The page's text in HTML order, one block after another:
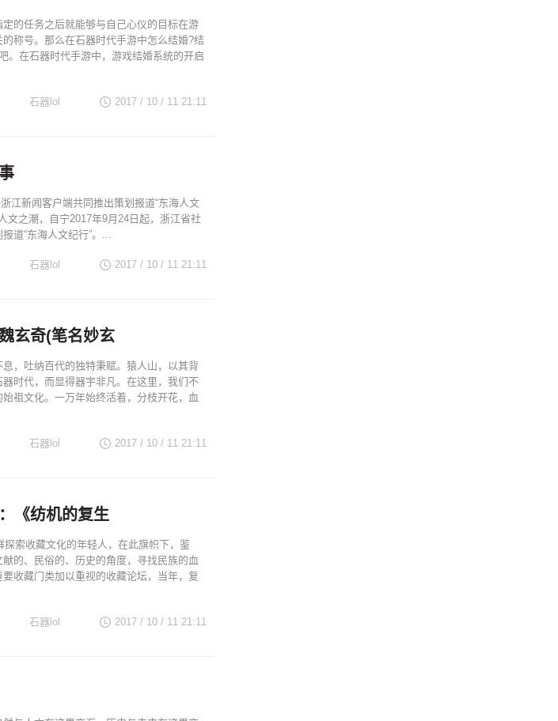
的任务之后就能够与自己心仪的目标在游
称号。那么在石器时代手游中怎么结婚?结
。在石器时代手游中，游戏结婚系统的开启
2017 / 10 / 11 21:11
石器lol
江新闻客户端共同推出策划报道“东海人文
文之潮，自宁2017年9月24日起，浙江省社
道“东海人文纪行”。...
2017 / 10 / 11 21:11
石器lol
玄奇(笔名妙玄
，吐纳百代的独特秉赋。猿人山，以其背
时代，而显得器宇非凡。在这里，我们不
祖文化。一万年始终活着，分枝开花，血
2017 / 10 / 11 21:11
石器lol
《纺机的复生
索收藏文化的年轻人，在此旗帜下，鉴
的、民俗的、历史的角度，寻找民族的血
收藏门类加以重视的收藏论坛，当年，复
2017 / 10 / 11 21:11
石器lol